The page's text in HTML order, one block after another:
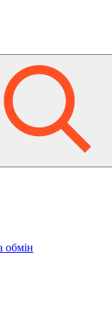
обмін